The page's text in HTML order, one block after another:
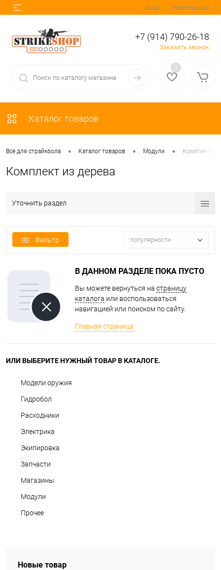
Вход Регистрация
+7 (914) 790-26-18
Заказать звонок
0
Каталог товаров
Всё для страйкбола • Каталог товаров • Модули • Комплект из
Комплект из дерева
Уточнить раздел
Фильтр популярности
В ДАННОМ РАЗДЕЛЕ ПОКА ПУСТО
Вы можете вернуться на страницу
каталога или воспользоваться
навигацией или поиском по сайту.
Главная страница
ИЛИ ВЫБЕРИТЕ НУЖНЫЙ ТОВАР В КАТАЛОГЕ.
Модели оружия
Гидробол
Расходники
Электрика
Экипировка
Запчасти
Магазины
Модули
Прочее
Новые товар